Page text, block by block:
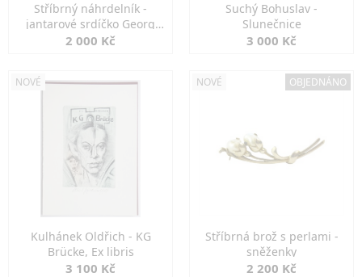
Stříbrný náhrdelník -
jantarové srdíčko Georg
Kramer
2 000 Kč
Suchý Bohuslav -
Slunečnice
3 000 Kč
NOVÉ
Kulhánek Oldřich - KG
Brücke, Ex libris
3 100 Kč
NOVÉ OBJEDNÁNO
Stříbrná brož s perlami -
sněženky
2 200 Kč